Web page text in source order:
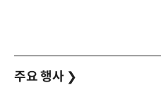
주요 행사 ❯